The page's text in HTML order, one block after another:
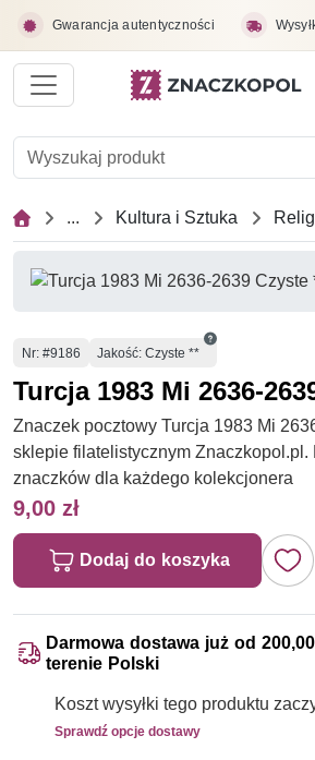
Gwarancja autentyczności
... Kultura i Sztuka
Numer
Nr: #9186 Jakość: Czyste **
Turcja 1983 Mi 2636-
Znaczek pocztowy Turcja 1983 Mi
sklepie filatelistycznym Znaczkopol.pl.
znaczków dla każdego kolekcjonera
9,00 zł
Dodaj do koszyka
Darmowa dostawa już od 200,00
terenie Polski
Koszt wysyłki tego produktu
Sprawdź opcje dostawy